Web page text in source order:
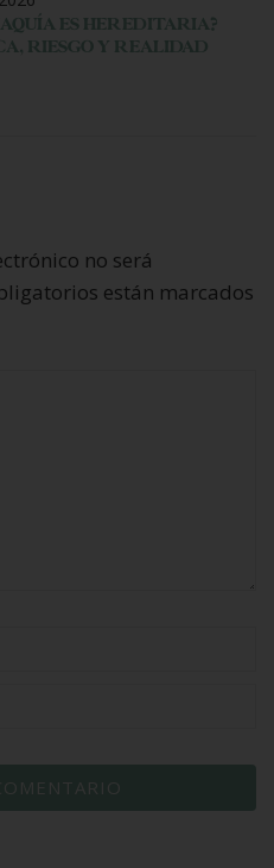
ES HEREDITARIA?
RIESGO Y REALIDAD
no será
están marcados